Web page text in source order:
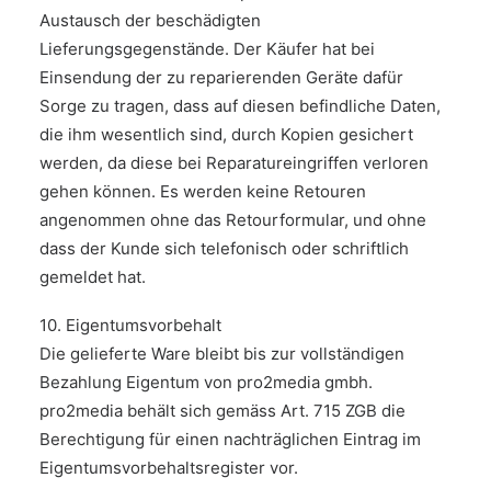
Austausch der beschädigten
Lieferungsgegenstände. Der Käufer hat bei
Einsendung der zu reparierenden Geräte dafür
Sorge zu tragen, dass auf diesen befindliche Daten,
die ihm wesentlich sind, durch Kopien gesichert
werden, da diese bei Reparatureingriffen verloren
gehen können. Es werden keine Retouren
angenommen ohne das Retourformular, und ohne
dass der Kunde sich telefonisch oder schriftlich
gemeldet hat.
10. Eigentumsvorbehalt
Die gelieferte Ware bleibt bis zur vollständigen
Bezahlung Eigentum von pro2media gmbh.
pro2media behält sich gemäss Art. 715 ZGB die
Berechtigung für einen nachträglichen Eintrag im
Eigentumsvorbehaltsregister vor.